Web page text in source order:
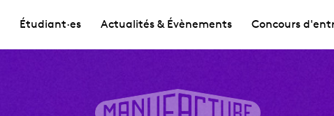
Étudiant·es Actualités & Évènements Concours